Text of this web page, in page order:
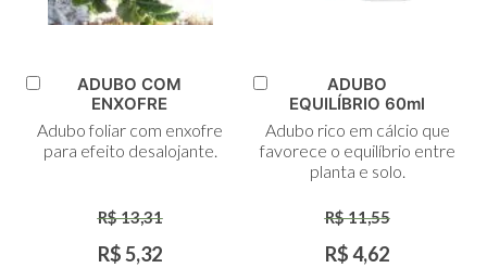
Adicionar
Carrinho
ADUBO COM
ENXOFRE
Adubo foliar com enxofre
para efeito desalojante.
R$ 13,31
R$ 5,32
Adicionar
Carrinho
ADUBO
EQUILÍBRIO 60ml
Adubo rico em cálcio que
favorece o equilíbrio entre
planta e solo.
R$ 11,55
R$ 4,62